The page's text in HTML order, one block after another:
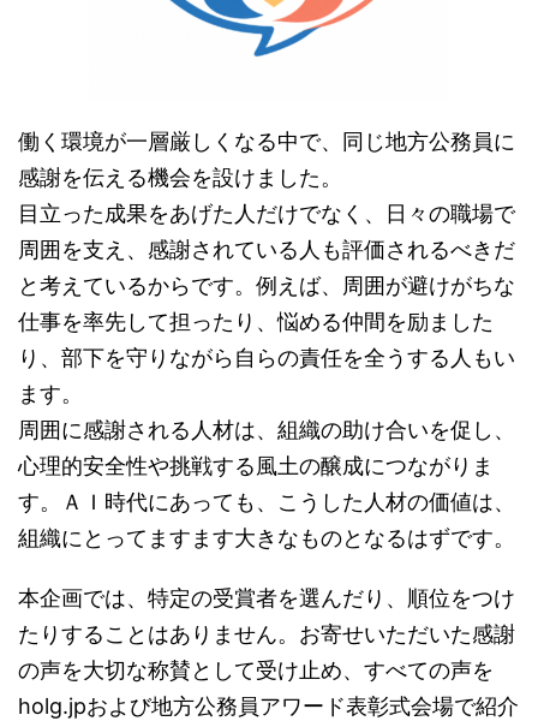
働く環境が一層厳しくなる中で、同じ地方公務員に
感謝を伝える機会を設けました。
目立った成果をあげた人だけでなく、日々の職場で
周囲を支え、感謝されている人も評価されるべきだ
と考えているからです。例えば、周囲が避けがちな
仕事を率先して担ったり、悩める仲間を励ました
り、部下を守りながら自らの責任を全うする人もい
ます。
周囲に感謝される人材は、組織の助け合いを促し、
心理的安全性や挑戦する風土の醸成につながりま
す。ＡＩ時代にあっても、こうした人材の価値は、
組織にとってますます大きなものとなるはずです。
本企画では、特定の受賞者を選んだり、順位をつけ
たりすることはありません。お寄せいただいた感謝
の声を大切な称賛として受け止め、すべての声を
holg.jpおよび地方公務員アワード表彰式会場で紹介